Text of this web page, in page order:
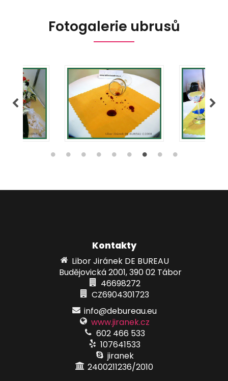
Fotogalerie ubrusů
Kontakty
Libor Jiránek DE BUREAU
Budějovická 2001, 390 02 Tábor
46698272
CZ6904301723
info@debureau.eu
www.jiranek.cz
602 466 533
107641533
jiranek
2400211236/2010